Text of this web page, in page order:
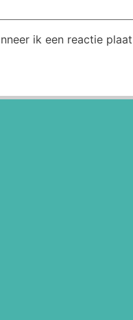
ik een reactie